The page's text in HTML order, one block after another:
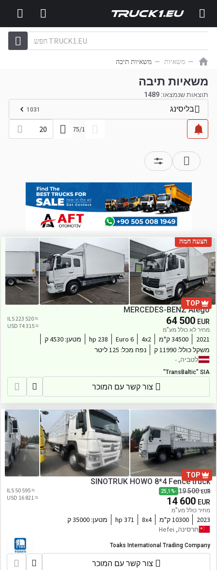
משאיות משאיות תיבה
משאיות תיבה
תוצאות שנמצאו: 1489
בליסינג 1031
1
/
75
20
הצעה חמה
TOP
MERCEDES-BENZ Atego
64 500 EUR
מחיר לא כולל מע"מ
≈ 223 520 ILS
≈ 74 315 USD
2021 34500 ק"מ 4x2
Euro 6
238 hp מטען: 4530 ק
משקל כולל: 11990 ק נפח מכל: 125 ליטר
לטביה, -
"TransBaltic" SIA
צור קשר עם המוכר
TOP
SINOTRUK HOWO 8*4 Fence truck
19 500 EUR
-25,1%
14 600 EUR
מחיר כולל מע"מ
≈ 50 595 ILS
≈ 16 821 USD
2023 10300 ק"מ 8x4
371 hp מטען: 35000 ק
חרסינה, Hefei
Toaks International Trading Company
צור קשר עם המוכר